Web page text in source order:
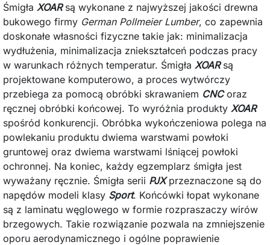
Śmigła XOARsą wykonane z najwyższej jakości drewna
bukowego firmy German Pollmeier Lumber, co zapewnia
doskonałe własności fizyczne takie jak: minimalizacja
wydłużenia, minimalizacja zniekształceń podczas pracy
w warunkach różnych temperatur. Śmigła XOARsą
projektowane komputerowo, a proces wytwórczy
przebiega za pomocą obróbki skrawaniem CNCoraz
ręcznej obróbki końcowej. To wyróżnia produkty XOAR
spośród konkurencji. Obróbka wykończeniowa polega na
powlekaniu produktu dwiema warstwami powłoki
gruntowej oraz dwiema warstwami lśniącej powłoki
ochronnej. Na koniec, każdy egzemplarz śmigła jest
wyważany ręcznie. Śmigła serii PJXprzeznaczone są do
napędów modeli klasy Sport. Końcówki łopat wykonane
są z laminatu węglowego w formie rozpraszaczy wirów
brzegowych. Takie rozwiązanie pozwala na zmniejszenie
oporu aerodynamicznego i ogólne poprawienie